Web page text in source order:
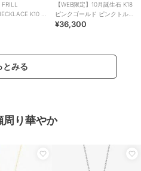
FRILL
K10 ダ
クレス
【WEB限定】10月誕生石 K18
ピンクゴールド ピンクトルマ
リン ネックレス
¥36,300
とみる
周り華やか